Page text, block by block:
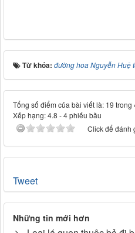
Từ khóa: đường hoa Nguyễn Huệ
Tổng số điểm của bài viết là: 19 trong
Xếp hạng:4.8 -4phiếu bầu
Click để đánh
Tweet
Những tin mới hơn